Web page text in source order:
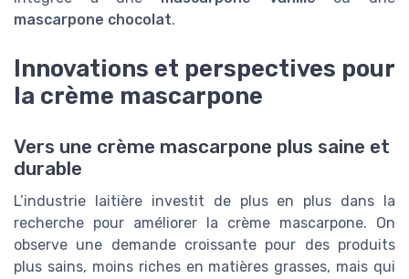
mascarpone chocolat.
Innovations et perspectives pour
la crème mascarpone
Vers une crème mascarpone plus saine et
durable
L’industrie laitière investit de plus en plus dans la
recherche pour améliorer la crème mascarpone. On
observe une demande croissante pour des produits
plus sains, moins riches en matières grasses, mais qui